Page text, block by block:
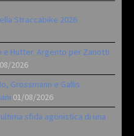
Straccabike 2026
e Hutter. Argento per Zanotti
2026
Grossmann e Gallis.
01/08/2026
sfida agonistica di una